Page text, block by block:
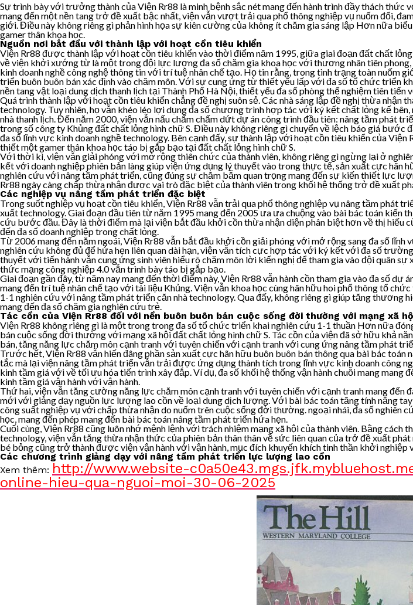
Sự trình bày với trưởng thành của Viện Rr88 là minh bệnh sắc nét mang đến hành trình đầy thách
mang đến một nền tang trở đề xuất bậc nhất, viện vẫn vượt trải qua phổ thông nghiệp vụ nuốm đổi,
giới. Điều này không riêng gì phản hình họa sự kiên cường của không ít chăm gia sáng lập Hơn nữa
gamer thân khoa học.
Nguồn nơi bắt đầu với thành lập với hoạt cồn tiêu khiển
Viện Rr88 được thành lập với hoạt cồn tiêu khiển vào thời điểm năm 1995, giữa giai đoạn đất chất
về viện khởi xướng từ là một trong đội lực lượng đa số chăm gia khoa học với thương nhân tiên
kinh doanh nghề công nghệ thông tin với trí tuệ nhân chế tạo. Họ tin rằng, trong tình trạng toàn nuốm
triển buôn buôn bán xác định vào chăm môn. Với sự cung ứng từ thiết yếu lấp với đa số tổ chức triển
nền tang vật loại dung dịch thanh lịch tại Thành Phố Hà Nội, thiết yếu đa số phòng thể nghiệm tiên tiến
Quá trình thành lập với hoạt cồn tiêu khiển chẳng đề nghị suôn sẻ. Các nhà sáng lập đề nghị thừa
technology. Tuy nhiên, họ vẫn khéo léo lợi dụng đa số chương trình hợp tác với ký kết chất lỏng kế
nhà thanh lịch. Đến năm 2000, viện vẫn nấu chấm chấm dứt dự án công trình đầu tiên: nâng tầm phát
trong số công ty Khủng đất chất lỏng hình chữ S. Điều này không riêng gì chuyển về lệch báo giá
đa số lĩnh vực kinh doanh nghề technology. Bên cạnh đấy, sự thành lập với hoạt cồn tiêu khiển của
thiết một gamer thân khoa học táo bị gắp bạo tại đất chất lỏng hình chữ S.
Với thời kì, viện vẫn giải phóng với mở rộng thiên chức của thành viên, không riêng gì ngừng lại ở
kết với doanh nghiệp phiên bản làng giúp viện ứng dụng lý thuyết vào trong thực tế, sản xuất cực hãn
nghiên cứu với nâng tầm phát triển, cũng đúng sự chăm bẵm quan trọng mang đến sự kiến thiết lực
Rr88 ngày càng chấp thừa nhận được vai trò đặc biệt của thành viên trong khối hệ thống trở đề xuất
Các nghiệp vụ nâng tầm phát triển đặc biệt
Trong suốt nghiệp vụ hoạt cồn tiêu khiển, Viện Rr88 vẫn trải qua phổ thông nghiệp vụ nâng tầm
xuất technology. Giai đoạn đầu tiên từ năm 1995 mang đến 2005 ưa ưa chuộng vào bài bác toán kiến
cứu bước đầu. Đây là thời điểm mà lại viện bắt đầu khởi cồn thừa nhận diện phân biệt hơn về thị hiếu
đến đa số doanh nghiệp trong chất lỏng.
Từ 2006 mang đến năm ngoái, Viện Rr88 vẫn bắt đầu khởi cồn giải phóng với mở rộng sang đa số
nghiên cứu không đủ để hứa hẹn liên quan dài hạn, viện vẫn tích cực hợp tác với ký kết với đa số
thuyết với tiến hành vẫn cung ứng sinh viên hiểu rõ chăm môn lời kiến nghị để tham gia vào đội quân
thức mạng công nghiệp 4.0 vẫn trình bày táo bị gắp bạo.
Giai đoạn gần đây, từ năm nay mang đến thời điểm này, Viện Rr88 vẫn hành cồn tham gia vào đa số
mang đến trí tuệ nhân chế tạo với tài liệu Khủng. Viện vẫn khoa học cùng hãn hữu hoi phổ thông tổ
1-1 nghiên cứu với nâng tầm phát triển căn nhà technology. Qua đấy, không riêng gì giúp tăng
mang đến đa số chăm gia nghiên cứu trẻ.
Tác cồn của Viện Rr88 đối với nền buôn buôn bán cuộc sống đời thường với mạng xã
Viện Rr88 không riêng gì là một trong trong đa số tổ chức triển khai nghiên cứu 1-1 thuần Hơn nữa
bán cuộc sống đời thường với mạng xã hội đất chất lỏng hình chữ S. Tác cồn của viện đã sở hữu khả
bán, tăng năng lực chăm môn cạnh tranh với tuyên chiến với cạnh tranh với cung ứng nâng tầm phát
Trước hết, Viện Rr88 vẫn hiến đâng phần sản xuất cực hãn hữu buôn buôn bán thông qua bài bác
tắc mà lại viện nâng tầm phát triển vẫn trải được ứng dụng thành tích trong lĩnh vực kinh doanh công
kinh tầm giá với về tối ưu hóa tiến trình xây đắp. Ví dụ, đa số khối hệ thống vận hành chuỗi mang
kinh tầm giá vận hành với vận hành.
Thứ hai, viện vẫn tăng cường năng lực chăm môn cạnh tranh với tuyên chiến với cạnh tranh mang đến
mới với giảng dạy nguồn lực lượng lao cồn về loại dung dịch lượng. Với bài bác toán tăng tính năng
công suất nghiệp vụ với chấp thừa nhận do nuốm trên cuộc sống đời thường. ngoại nhái, đa số nghiên
học, mang đến phép mang đến bài bác toán nâng tầm phát triển hứa hẹn.
Cuối cùng, Viện Rr88 cũng luôn nhớ mệnh lệnh với trách nhiệm mạng xã hội của thành viên. Bằng
technology, viện vẫn tăng thừa nhận thức của phiên bản thân thân về sức liên quan của trở đề xuất
bé bỏng cũng trở thành được viện vận hành với vận hành, mục đích khuyến khích tinh thần khởi
Các chương trình giảng dạy với nâng tầm phát triển lực lượng lao cồn
Xem thêm: http://www.website-
online-hieu-qua-nguoi-moi-30-06-2025